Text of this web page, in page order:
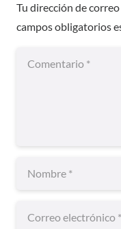
Tu dirección de
campos obligatorios